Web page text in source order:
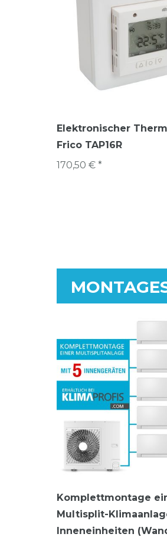
Elektronischer
Frico TAP16R
170,50 € *
Komplettmontage
Multisplit-
Inneneinheiten